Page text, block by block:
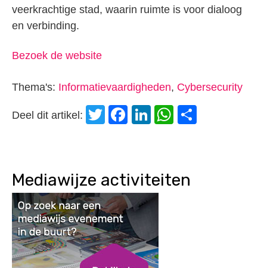
veerkrachtige stad, waarin ruimte is voor dialoog
en verbinding.
Bezoek de website
Thema's: Informatievaardigheden, Cybersecurity
Deel dit artikel: Twitter
Facebook
LinkedIn
WhatsApp
Mediawijze activiteiten